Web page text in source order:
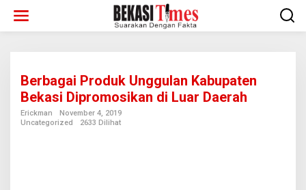
konten
Berbagai Produk Unggulan Kabupaten
Bekasi Dipromosikan di Luar Daerah
Erickman
November 4, 2019
Uncategorized
2633 Dilihat